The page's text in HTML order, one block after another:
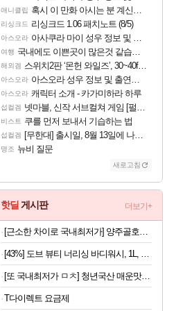
애니클립 혹시 이 만화 아시는 분 계신가요
리싱크드 리싱크드 1.06 패치노트 (8/5)
아스오라 아사쿠라 마이 성우 정보 및 주요 필모
여행 국내에도 이쁜곳이 많은것 같습니다
해외겜 스위치2판 ‘몬헌 와일즈’, 30~40fps 목표 추정
아스오라 아스오라 성우 정보 및 출연작 모음
아스오라 캐릭터 소개 - 카가미하라 하루
섭컬겜 넷마블, 신작 서브컬쳐 게임 [펄 인 블루] 티저 사이트 오픈
비스트 쿠를 먼저 보내서 기습하는 법
섭컬겜 [무한대] 출시일, 8월 13일에 나오나
명조 뉴비 질문
새로고침
핫딜 게시판 더보기+
[또 국내최저가 ㅁㅊ] 청년국산 매운맛 굵은 고춧가루 1kg
T다이렉트 요금제